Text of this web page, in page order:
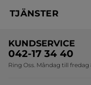
Online prislista
Erbjudanden
Travelsize
Sets
TJÄNSTER
Onlineprislista för
KUNDSERVICE
042-17 34 40
Ring Oss. Måndag till fredag